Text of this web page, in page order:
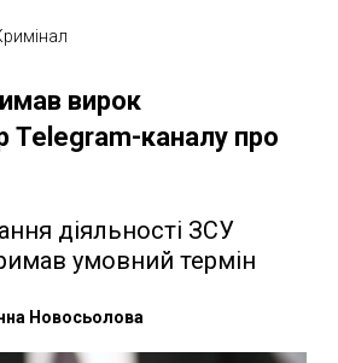
вирок
Telegram-каналу про
діяльності ЗСУ
умовний термін
Новосьолова